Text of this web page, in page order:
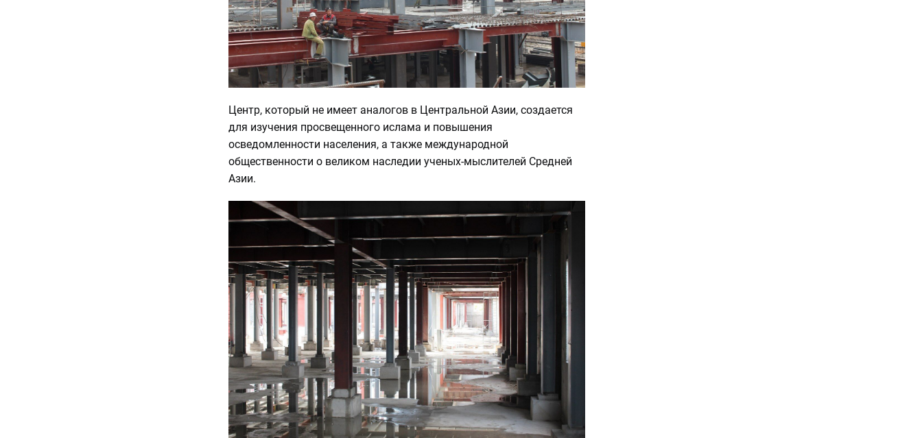
Центр, который не имеет аналогов в Центральной Азии, создается
для изучения просвещенного ислама и повышения
осведомленности населения, а также международной
общественности о великом наследии ученых-мыслителей Средней
Азии.